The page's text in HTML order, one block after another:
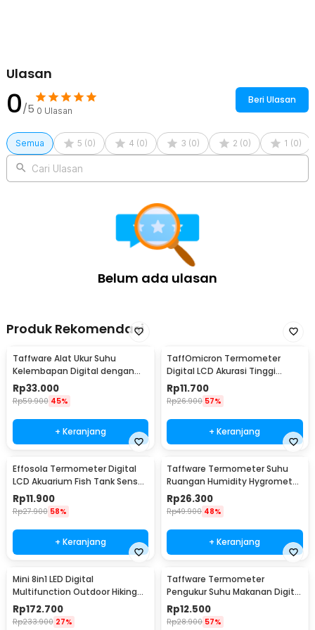
Ulasan
0/5 0 Ulasan
Beri Ulasan
Semua 5 (0) 4 (0) 3 (0) 2 (0) 1 (0)
Cari Ulasan
Belum ada ulasan
Produk Rekomendasi
Taffware Alat Ukur Suhu
Kelembapan Digital dengan
Jam Alarm Kalender - HTC-2
Rp33.000
Rp59.900 45%
+ Keranjang
TaffOmicron Termometer
Digital LCD Akurasi Tinggi
Beeper Oral Ketiak - KT-DT4B
Rp11.700
Rp26.900 57%
+ Keranjang
Effosola Termometer Digital
LCD Akuarium Fish Tank Sensor
Kabel 1M - TPM-10
Rp11.900
Rp27.900 58%
+ Keranjang
Taffware Termometer Suhu
Ruangan Humidity Hygrometer
Clock Calendar - HTC-1
Rp26.300
Rp49.900 48%
+ Keranjang
Mini 8in1 LED Digital
Multifunction Outdoor Hiking
Camping Compass - RV77
Rp172.700
Rp233.900 27%
Taffware Termometer
Pengukur Suhu Makanan Digital
Daging Kopi Susu - TP101
Rp12.500
Rp28.900 57%